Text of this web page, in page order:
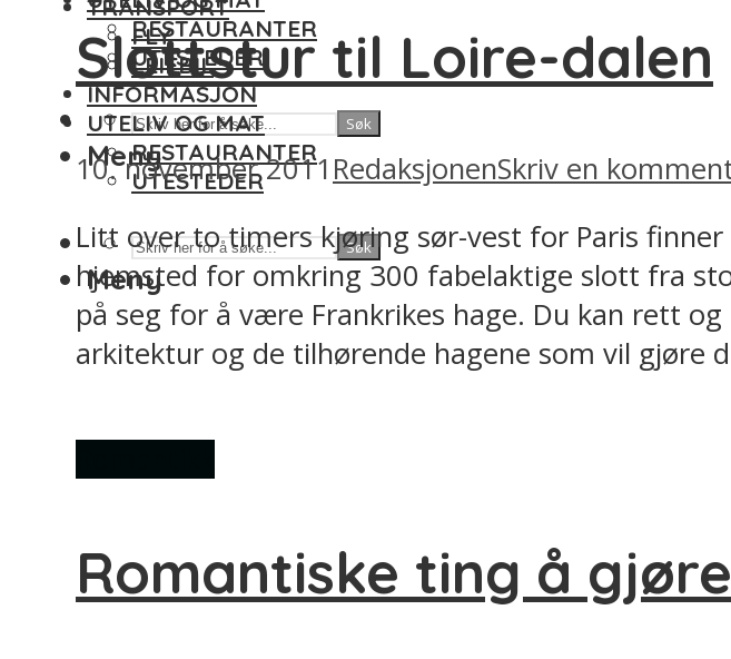
RESTAURANTER
UTESTEDER
Søk
Meny
TRANSPORT
FLY
LEIEBIL
INFORMASJON
UTELIV OG MAT
RESTAURANTER
UTESTEDER
Søk
Meny
Slottstur til Loire-dalen
10. november 2011 RedaksjonenSkriv en
Litt over to timers kjøring sør-vest for Paris
hjemsted for omkring 300 fabelaktige slott fra
på seg for å være Frankrikes hage. Du kan rett
arkitektur og de tilhørende hagene som vil gjøre
Romantiske ting å